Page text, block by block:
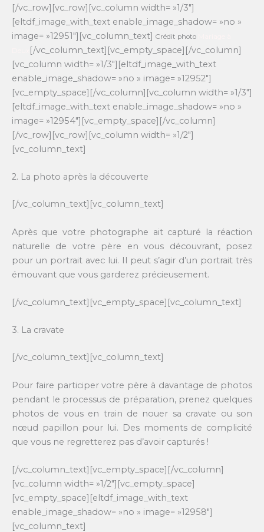
[/vc_row][vc_row][vc_column width= »1/3″]
[eltdf_image_with_text enable_image_shadow= »no »
image= »12951″][vc_column_text] Crédit photo
[/vc_column_text][vc_empty_space][/vc_column]
[vc_column width= »1/3″][eltdf_image_with_text
enable_image_shadow= »no » image= »12952″]
[vc_empty_space][/vc_column][vc_column width= »1/3″]
[eltdf_image_with_text enable_image_shadow= »no »
image= »12954″][vc_empty_space][/vc_column]
[/vc_row][vc_row][vc_column width= »1/2″]
[vc_column_text]
2. La photo après la découverte
[/vc_column_text][vc_column_text]
Après que votre photographe ait capturé la réaction
naturelle de votre père en vous découvrant, posez
pour un portrait avec lui. Il peut s’agir d’un portrait très
émouvant que vous garderez précieusement.
[/vc_column_text][vc_empty_space][vc_column_text]
3. La cravate
[/vc_column_text][vc_column_text]
Pour faire participer votre père à davantage de photos
pendant le processus de préparation, prenez quelques
photos de vous en train de nouer sa cravate ou son
nœud papillon pour lui. Des moments de complicité
que vous ne regretterez pas d’avoir capturés !
[/vc_column_text][vc_empty_space][/vc_column]
[vc_column width= »1/2″][vc_empty_space]
[vc_empty_space][eltdf_image_with_text
enable_image_shadow= »no » image= »12958″]
[vc_column_text]